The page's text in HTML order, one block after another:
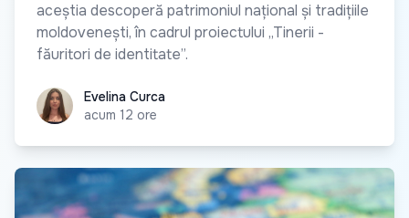
aceștia descoperă patrimoniul național și tradițiile
moldovenești, în cadrul proiectului „Tinerii -
făuritori de identitate”.
Evelina CurcaEvelina Curca
acum 12 ore